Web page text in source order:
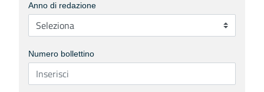
Anno di redazione
Numero bollettino